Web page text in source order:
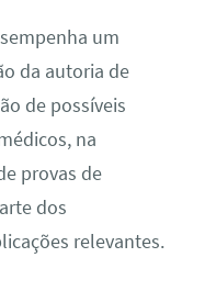
um
da autoria de
de possíveis
na
provas de
dos
relevantes.